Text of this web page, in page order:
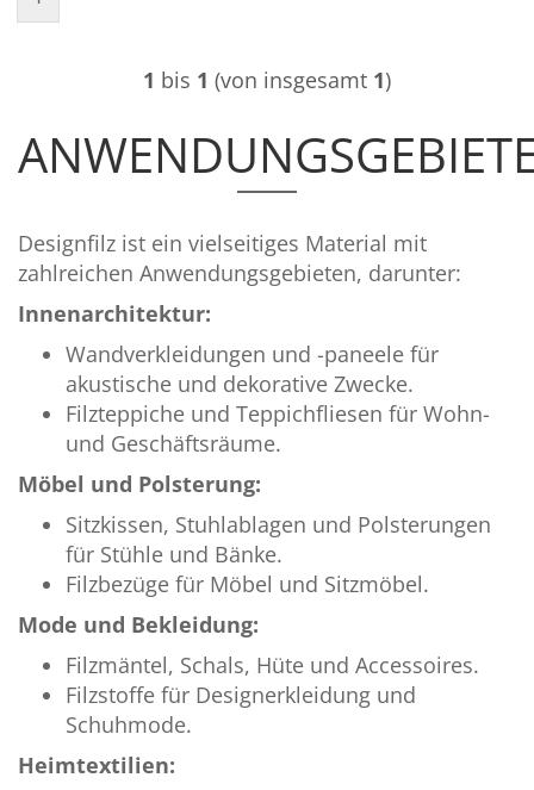
1 bis 1 (von insgesamt 1)
Designfilz ist ein vielseitiges Material mit
zahlreichen Anwendungsgebieten, darunter:
Innenarchitektur:
Wandverkleidungen und -paneele für
akustische und dekorative Zwecke.
Filzteppiche und Teppichfliesen für Wohn-
und Geschäftsräume.
Möbel und Polsterung:
Sitzkissen, Stuhlablagen und Polsterungen
für Stühle und Bänke.
Filzbezüge für Möbel und Sitzmöbel.
Mode und Bekleidung:
Filzmäntel, Schals, Hüte und Accessoires.
Filzstoffe für Designerkleidung und
Schuhmode.
Heimtextilien: